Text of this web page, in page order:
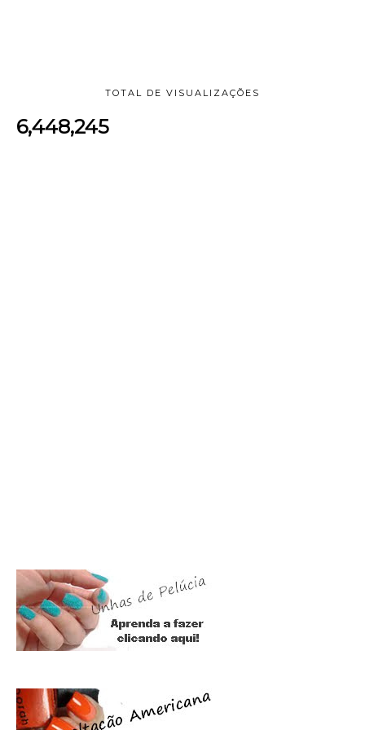
TOTAL DE VISUALIZAÇÕES
6,448,245